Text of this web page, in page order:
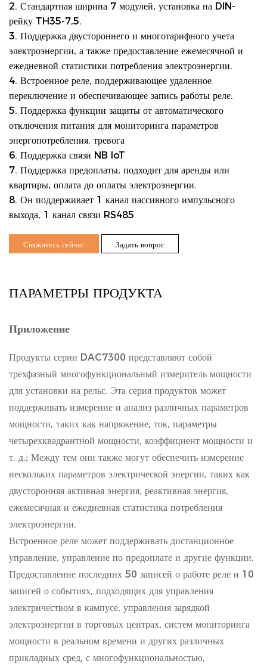
2. Стандартная ширина 7 модулей, установка на DIN-
рейку TH35-7,5.
3. Поддержка двустороннего и многотарифного учета
электроэнергии, а также предоставление ежемесячной и
ежедневной статистики потребления электроэнергии.
4. Встроенное реле, поддерживающее удаленное
переключение и обеспечивающее запись работы реле.
5. Поддержка функции защиты от автоматического
отключения питания для мониторинга параметров
энергопотребления. тревога
6. Поддержка связи NB IoT
7. Поддержка предоплаты, подходит для аренды или
квартиры, оплата до оплаты электроэнергии.
8. Он поддерживает 1 канал пассивного импульсного
выхода, 1 канал связи RS485
Свяжитесь сейчас Задать вопрос
ПАРАМЕТРЫ ПРОДУКТА
Приложение
Продукты серии DAC7300 представляют собой
трехфазный многофункциональный измеритель мощности
для установки на рельс. Эта серия продуктов может
поддерживать измерение и анализ различных параметров
мощности, таких как напряжение, ток, параметры
четырехквадрантной мощности, коэффициент мощности и
т. д.; Между тем они также могут обеспечить измерение
нескольких параметров электрической энергии, таких как
двусторонняя активная энергия, реактивная энергия,
ежемесячная и ежедневная статистика потребления
электроэнергии.
Встроенное реле может поддерживать дистанционное
управление, управление по предоплате и другие функции.
Предоставление последних 50 записей о работе реле и 10
записей о событиях, подходящих для управления
электричеством в кампусе, управления зарядкой
электроэнергии в торговых центрах, систем мониторинга
мощности в реальном времени и других различных
прикладных сред, с многофункциональностью,